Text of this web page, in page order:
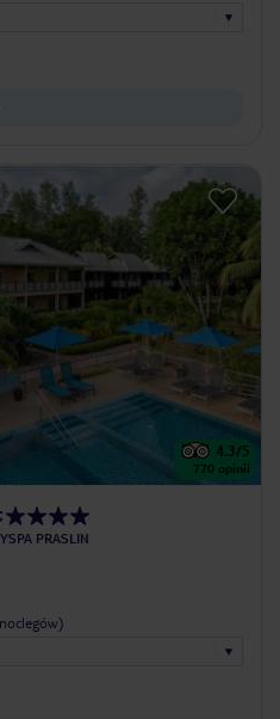
4.3/5
770 opinii
PRASLIN